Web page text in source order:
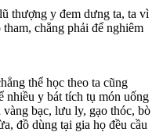
thượng y đem dưng ta, ta vì
chẳng phải để nghiêm
thể học theo ta cũng
nhiều y bát tích tụ món uống
bạc, lưu ly, gạo thóc, bò
đồ dùng tại gia họ đều cầu